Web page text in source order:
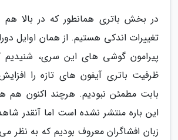
در بخش باتری همانطور که در بالا
تغییرات اندکی هستیم. از همان اوایل
پیرامون گوشی های این سری، شنیدیم
ظرفیت باتری آیفون های تازه را
بابت مطمئن نبودیم. هرچند اکنون هم
این باره منتشر نشده است اما آنقدر
زبان افشاگران معروف بودیم که به نظر